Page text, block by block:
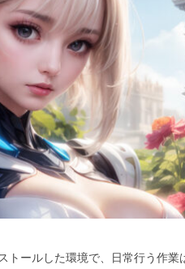
トールした環境で、日常行う作業